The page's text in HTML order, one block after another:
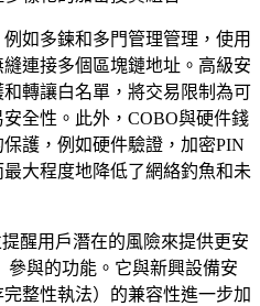
如多鍊和多門管理管理，使用
連接多個區塊鏈地址。高級安
轉讓白名單，將交易限制為可
全性。此外，COBO與硬件錢
護，例如硬件驗證，加密PIN
大程度地降低了網絡釣魚和未
醒用戶潛在的風險來提供更安
參與的功能。它與新興設備安
整性執法）的兼容性進一步加